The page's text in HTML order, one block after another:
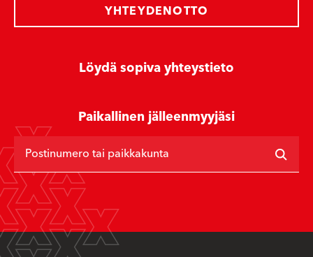
Löydä sopiva yhteystieto
YHTEYDENOTTO
Paikallinen jälleenmyyjäsi
Postinumero tai paikkakunta